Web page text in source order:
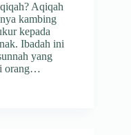
Aqiqah
kambing
kepada
Ibadah ini
yang
orang…